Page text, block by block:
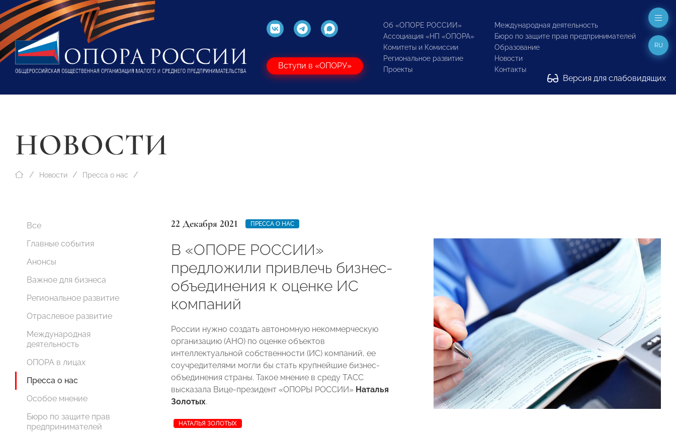
Вступи в «ОПОРУ»
Об «ОПОРЕ РОССИИ»
Ассоциация «НП «ОПОРА»
Комитеты и Комиссии
Региональное развитие
Проекты
Международная деятельность
Бюро по защите прав предпринимателей
Образование
Новости
Контакты
Версия для слабовидящих
RU
НОВОСТИ
Новости Пресса о нас
Все
Главные события
Анонсы
Важное для бизнеса
Региональное развитие
Отраслевое развитие
Международная
деятельность
ОПОРА в лицах
Пресса о нас
Особое мнение
Бюро по защите прав
предпринимателей
22 Декабря 2021 ПРЕССА О НАС
В «ОПОРЕ РОССИИ»
предложили привлечь бизнес-
объединения к оценке ИС
компаний
России нужно создать автономную некоммерческую
организацию (АНО) по оценке объектов
интеллектуальной собственности (ИС) компаний, ее
соучредителями могли бы стать крупнейшие бизнес-
объединения страны. Такое мнение в среду ТАСС
высказала Вице-президент «ОПОРЫ РОССИИ» Наталья
Золотых.
НАТАЛЬЯ ЗОЛОТЫХ